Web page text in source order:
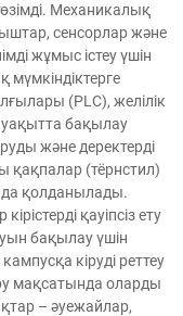
Механикалық
сенсорлар және
жұмыс істеу үшін
мүмкіндіктерге
(PLC), желілік
бақылау
және деректерді
қақпалар (тёрнстил)
қолданылады.
қауіпсіз ету
бақылау үшін
кіруді реттеу
мақсатында оларды
– әуежайлар,